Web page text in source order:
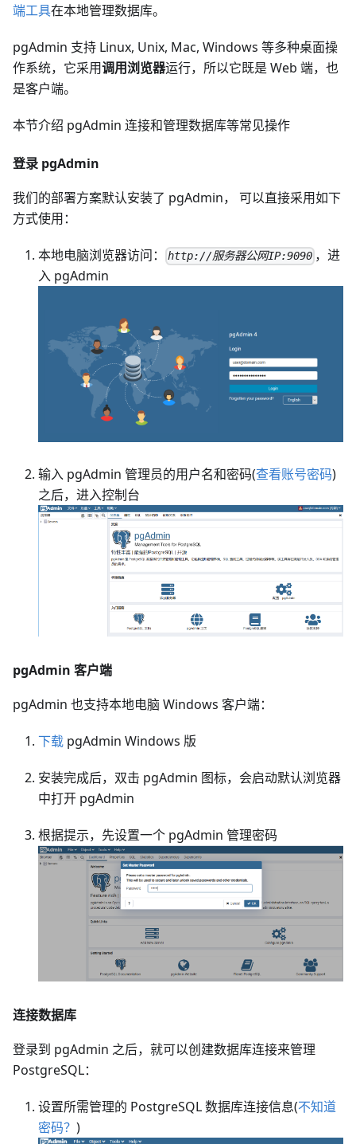
端工具在本地管理数据库。
pgAdmin 支持 Linux, Unix, Mac, Windows 等多种桌面操
作系统，它采用调用浏览器运行，所以它既是 Web 端，也
是客户端。
本节介绍 pgAdmin 连接和管理数据库等常见操作
登录 pgAdmin
我们的部署方案默认安装了 pgAdmin， 可以直接采用如下
方式使用：
本地电脑浏览器访问： http://服务器公网IP:9090 ，进
入 pgAdmin
输入 pgAdmin 管理员的用户名和密码(查看账号密码)
之后，进入控制台
pgAdmin 客户端
pgAdmin 也支持本地电脑 Windows 客户端：
下载 pgAdmin Windows 版
安装完成后，双击 pgAdmin 图标，会启动默认浏览器
中打开 pgAdmin
根据提示，先设置一个 pgAdmin 管理密码
连接数据库
登录到 pgAdmin 之后，就可以创建数据库连接来管理
PostgreSQL：
设置所需管理的 PostgreSQL 数据库连接信息(不知道
密码？ )